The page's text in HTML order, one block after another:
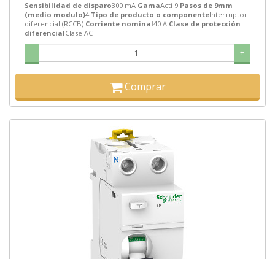
Sensibilidad de disparo300 mA GamaActi 9 Pasos de 9mm
(medio modulo)4 Tipo de producto o componenteInterruptor
diferencial (RCCB) Corriente nominal40 A Clase de protección
diferencialClase AC
- +
Comprar